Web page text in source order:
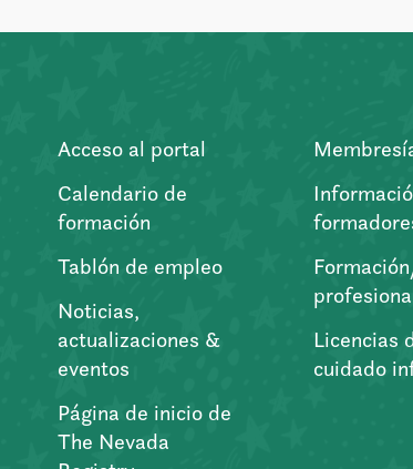
Acceso al portal
Calendario de
formación
Tablón de empleo
Noticias,
actualizaciones &
eventos
Página de inicio de
The Nevada
Licencias
cuidado